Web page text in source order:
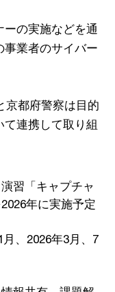
ーの実施などを通
事業者のサイバー
京都府警察は目的
連携して取り組
習「キャプチャ
年に実施予定
、2026年3月、7